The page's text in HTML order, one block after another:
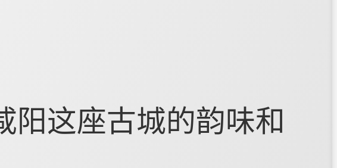
阳这座古城的韵味和